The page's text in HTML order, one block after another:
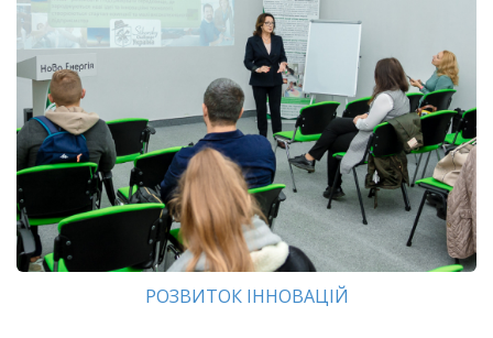
РОЗВИТОК ІННОВАЦІЙ